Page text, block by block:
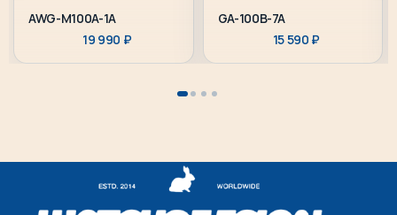
AWG-M100A-1A
19 990 ₽
GA-100B-7A
15 590 ₽